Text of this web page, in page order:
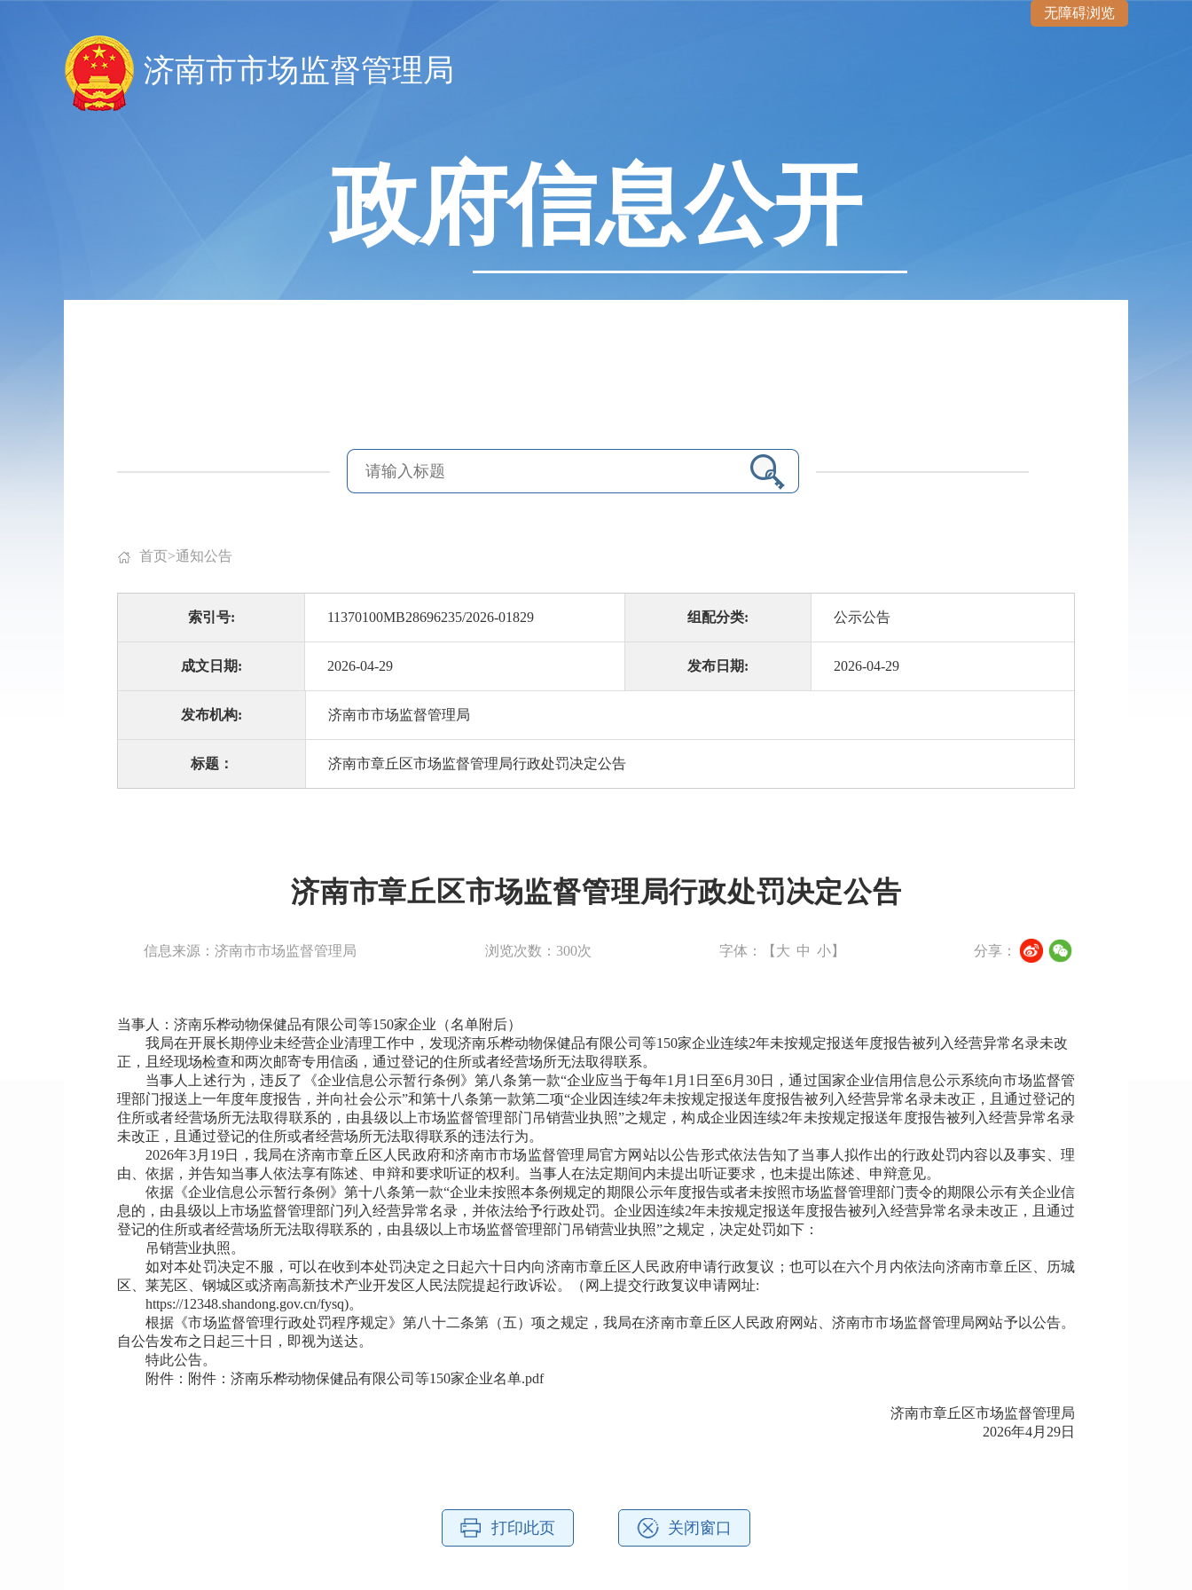
无障碍浏览
济南市市场监督管理局
政府信息公开
首页>通知公告
索引号: 11370100MB28696235/2026-01829 组配分类: 公示公告
成文日期: 2026-04-29 发布日期: 2026-04-29
发布机构: 济南市市场监督管理局
标题： 济南市章丘区市场监督管理局行政处罚决定公告
济南市章丘区市场监督管理局行政处罚决定公告
信息来源：济南市市场监督管理局 浏览次数： 300次 字体：【 大 中 小】 分享：
当事人：济南乐桦动物保健品有限公司等150家企业（名单附后）
我局在开展长期停业未经营企业清理工作中，发现济南乐桦动物保健品有限公司等150家企业连续2年未按规定报送年度报告被列入经营异常名录未改
正，且经现场检查和两次邮寄专用信函，通过登记的住所或者经营场所无法取得联系。
当事人上述行为，违反了《企业信息公示暂行条例》第八条第一款“企业应当于每年1月1日至6月30日，通过国家企业信用信息公示系统向市场监督管
理部门报送上一年度年度报告，并向社会公示”和第十八条第一款第二项“企业因连续2年未按规定报送年度报告被列入经营异常名录未改正，且通过登记的
住所或者经营场所无法取得联系的，由县级以上市场监督管理部门吊销营业执照”之规定，构成企业因连续2年未按规定报送年度报告被列入经营异常名录
未改正，且通过登记的住所或者经营场所无法取得联系的违法行为。
2026年3月19日，我局在济南市章丘区人民政府和济南市市场监督管理局官方网站以公告形式依法告知了当事人拟作出的行政处罚内容以及事实、理
由、依据，并告知当事人依法享有陈述、申辩和要求听证的权利。当事人在法定期间内未提出听证要求，也未提出陈述、申辩意见。
依据《企业信息公示暂行条例》第十八条第一款“企业未按照本条例规定的期限公示年度报告或者未按照市场监督管理部门责令的期限公示有关企业信
息的，由县级以上市场监督管理部门列入经营异常名录，并依法给予行政处罚。企业因连续2年未按规定报送年度报告被列入经营异常名录未改正，且通过
登记的住所或者经营场所无法取得联系的，由县级以上市场监督管理部门吊销营业执照”之规定，决定处罚如下：
吊销营业执照。
如对本处罚决定不服，可以在收到本处罚决定之日起六十日内向济南市章丘区人民政府申请行政复议；也可以在六个月内依法向济南市章丘区、历城
区、莱芜区、钢城区或济南高新技术产业开发区人民法院提起行政诉讼。（网上提交行政复议申请网址:
https://12348.shandong.gov.cn/fysq)。
根据《市场监督管理行政处罚程序规定》第八十二条第（五）项之规定，我局在济南市章丘区人民政府网站、济南市市场监督管理局网站予以公告。
自公告发布之日起三十日，即视为送达。
特此公告。
附件： 附件：济南乐桦动物保健品有限公司等150家企业名单.pdf
济南市章丘区市场监督管理局
2026年4月29日
打印此页 关闭窗口